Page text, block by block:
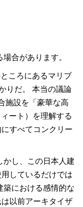
合があります。
ころにあるマリブ
りだ。 本当の議論
施設を「豪華な高
ート）を理解する
すべてコンクリー
し、この日本人建
しているだけでは
における感情的な
以前アーキタイザ